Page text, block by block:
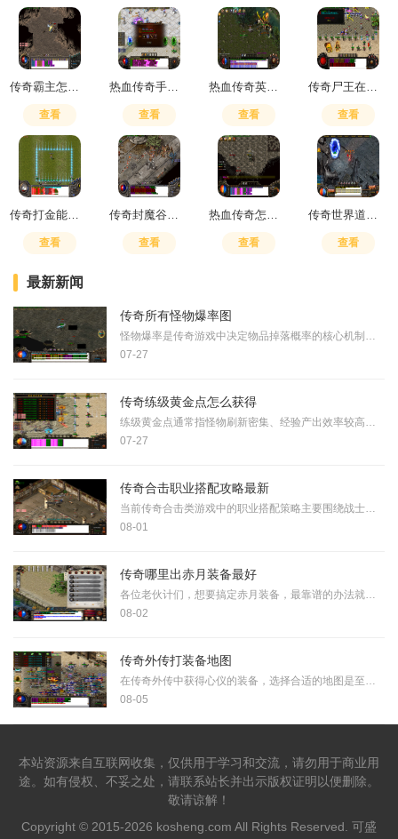
传奇霸主怎么快速升级技能
查看
热血传奇手游道士连击顺序
查看
热血传奇英雄怎么召唤出来
查看
传奇尸王在哪刷装备
查看
传奇打金能赚多少
查看
传奇封魔谷秘密通道白猪
查看
热血传奇怎么爆玩家装备的
查看
传奇世界道士强化骷髅厉不厉害
查看
最新新闻
传奇所有怪物爆率图
怪物爆率是传奇游戏中决定物品掉落概率的核心机制，它直接影响玩家获取装备和资源的效率。爆率本质上指打败怪物后特定物品从怪物身上掉落的可能性，这一概率存在明确的高低区
07-27
传奇练级黄金点怎么获得
练级黄金点通常指怪物刷新密集、经验产出效率较高的特定地图位置。获取这些黄金点的核心在于熟悉游戏内各地图的怪物分布与刷新规律。玩家需要主动探索游戏世界，通过反复尝试
07-27
传奇合击职业搭配攻略最新
当前传奇合击类游戏中的职业搭配策略主要围绕战士、法师和道士三大基础职业的协同作战展开，这种组合机制通过主副职业的配合实现了战斗力的倍增效应。战士作为近战物理输出的
08-01
传奇哪里出赤月装备最好
各位老伙计们，想要搞定赤月装备，最靠谱的办法就是去赤月峡谷里找那几个大家伙唠唠嗑了。双头血魔、双头金刚，还有那位藏在地底深处的赤月恶魔，它们身上都揣着咱们梦寐以求
08-02
传奇外传打装备地图
在传奇外传中获得心仪的装备，选择合适的地图是至关重要的第一步。不同等级和品质的装备往往分布在特定的地图中，因此了解每个地图的特点和怪物分布，能帮助大家更有针对性地
08-05
本站资源来自互联网收集，仅供用于学习和交流，请勿用于商业用
途。如有侵权、不妥之处，请联系站长并出示版权证明以便删除。
敬请谅解！
Copyright © 2015-2026 kosheng.com All Rights Reserved. 可盛